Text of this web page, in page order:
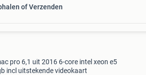
of Verzenden
pro 6,1 uit 2016 6-core intel xeon e5
incl uitstekende videokaart